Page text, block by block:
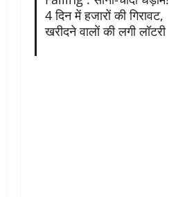
4 दिन में हजारों की गिरावट,
खरीदने वालों की लगी लॉटरी